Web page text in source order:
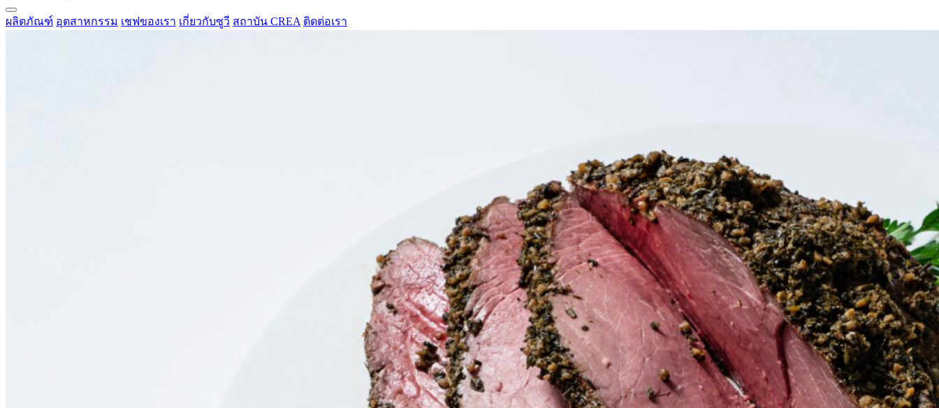
ผลิตภัณฑ์ อุตสาหกรรม เชฟของเรา เกี่ยวกับซูวี สถาบัน CREA ติดต่อเรา